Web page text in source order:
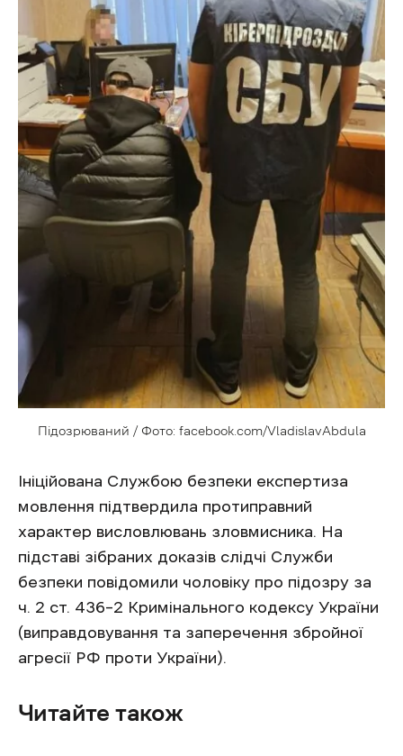
Підозрюваний / Фото: facebook.com/VladislavAbdula
Ініційована Службою безпеки експертиза
мовлення підтвердила протиправний
характер висловлювань зловмисника. На
підставі зібраних доказів слідчі Служби
безпеки повідомили чоловіку про підозру за
ч. 2 ст. 436–2 Кримінального кодексу України
(виправдовування та заперечення збройної
агресії РФ проти України).
Читайте також